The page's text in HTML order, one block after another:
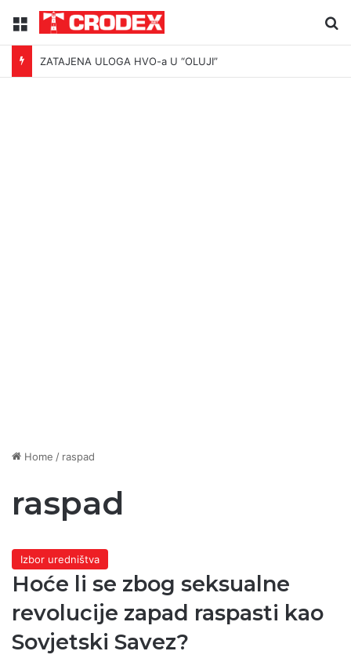
Menu
ZATAJENA ULOGA HVO-a U “OLUJI”
Home / raspad
raspad
Izbor uredništva
Hoće li se zbog seksualne
revolucije zapad raspasti kao
Sovjetski Savez?